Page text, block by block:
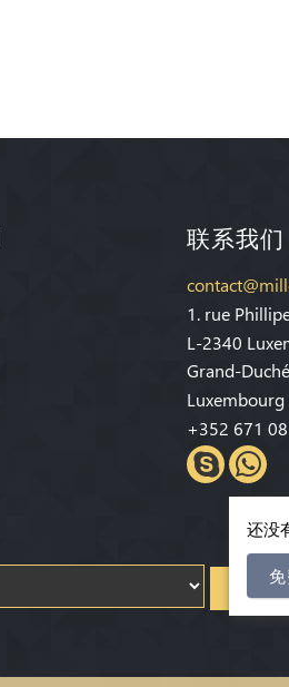
联系我们
1. rue
L-2340
Grand-
Luxembourg
+352 671
还没